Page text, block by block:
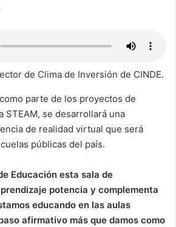
de Clima de Inversión de CINDE.
parte de los proyectos de
STEAM, se desarrollará una
de realidad virtual que será
públicas del país.
Educación esta sala de
potencia y complementa
educando en las aulas
afirmativo más que damos como